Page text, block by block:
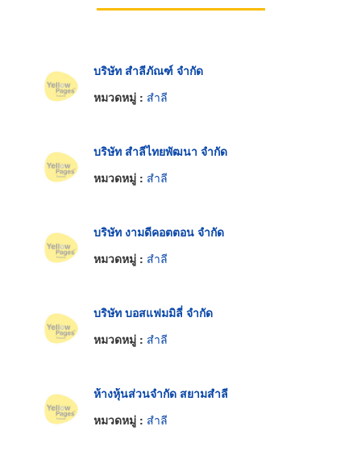
บริษัท สำลีภัณฑ์ จำกัด
หมวดหมู่ : สำลี
บริษัท สำลีไทยพัฒนา จำกัด
หมวดหมู่ : สำลี
บริษัท งามดีคอตตอน จำกัด
หมวดหมู่ : สำลี
บริษัท บอสแฟมมิลี่ จำกัด
หมวดหมู่ : สำลี
ห้างหุ้นส่วนจำกัด สยามสำลี
หมวดหมู่ : สำลี